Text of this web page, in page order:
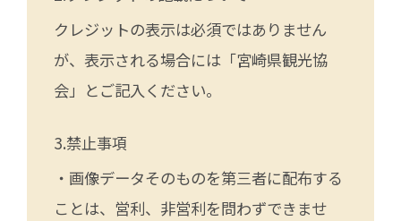
クレジットの表示は必須ではありません
が、表示される場合には「宮崎県観光協
会」とご記入ください。
禁止事項
・画像データそのものを第三者に配布する
ことは、営利、非営利を問わずできませ